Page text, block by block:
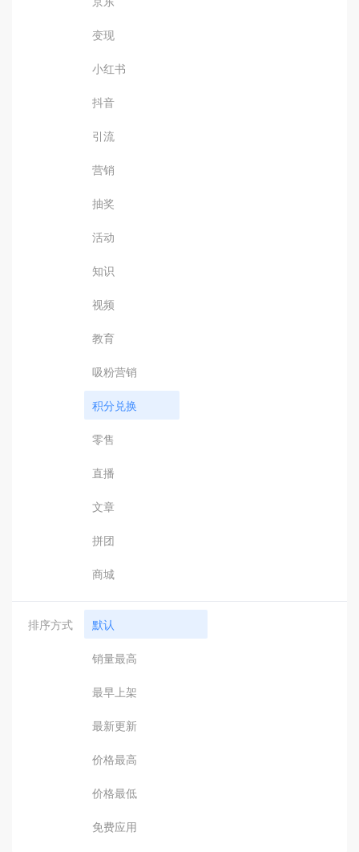
变现
小红书
抖音
引流
营销
抽奖
活动
知识
视频
教育
吸粉营销
积分兑换
零售
直播
文章
拼团
商城
排序方式 默认
销量最高
最早上架
最新更新
价格最高
价格最低
免费应用